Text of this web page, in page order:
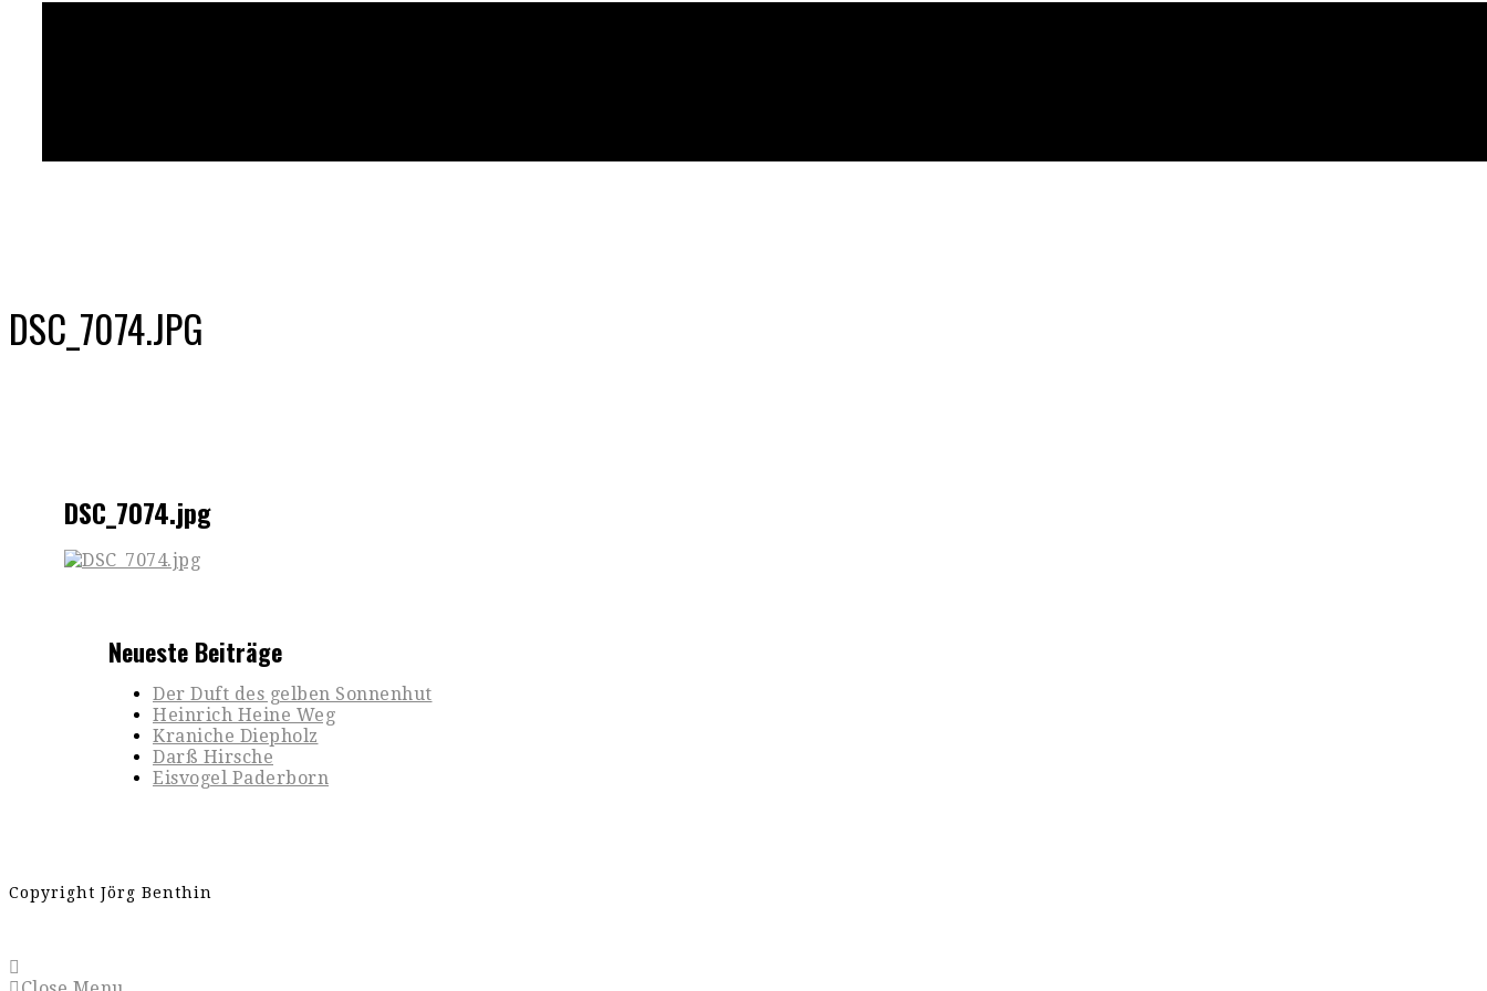
DSC_7074.JPG
DSC_7074.jpg
Neueste Beiträge
Der Duft des gelben Sonnenhut
Heinrich Heine Weg
Kraniche Diepholz
Darß Hirsche
Eisvogel Paderborn
Copyright Jörg Benthin